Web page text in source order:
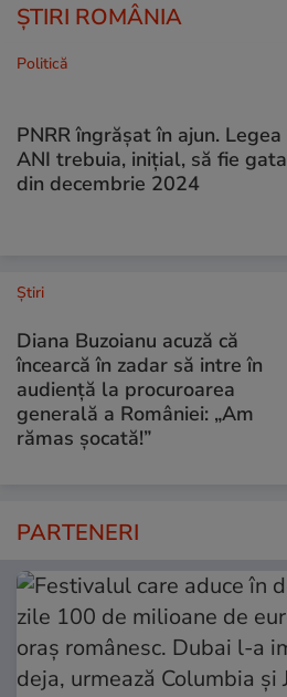
ȘTIRI ROMÂNIA
Politică
PNRR îngrășat în ajun. Legea
ANI trebuia, inițial, să fie gata
din decembrie 2024
Ştiri
Diana Buzoianu acuză că
încearcă în zadar să intre în
audiență la procuroarea
generală a României: „Am
rămas șocată!”
PARTENERI